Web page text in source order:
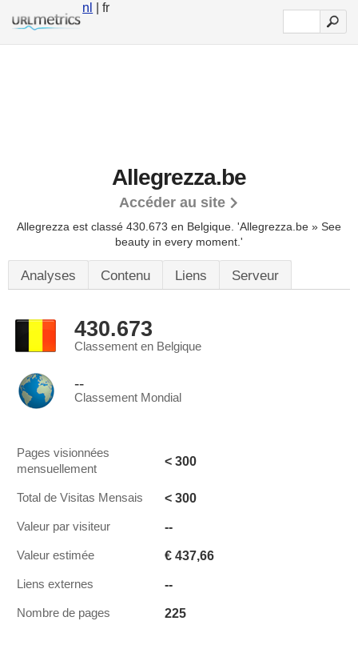
nl | fr
Allegrezza.be
Accéder au site
Allegrezza est classé 430.673 en Belgique. 'Allegrezza.be » See
beauty in every moment.'
Analyses Contenu Liens Serveur
430.673
Classement en Belgique
--
Classement Mondial
Pages visionnées
mensuellement
< 300
Total de Visitas Mensais < 300
Valeur par visiteur --
Valeur estimée € 437,66
Liens externes --
Nombre de pages 225